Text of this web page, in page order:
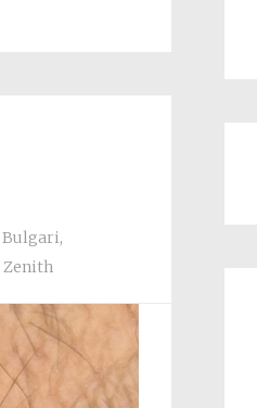
Bulgari,
Zenith